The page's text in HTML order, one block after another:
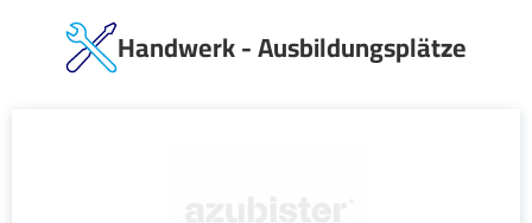
Handwerk - Ausbildungsplätze